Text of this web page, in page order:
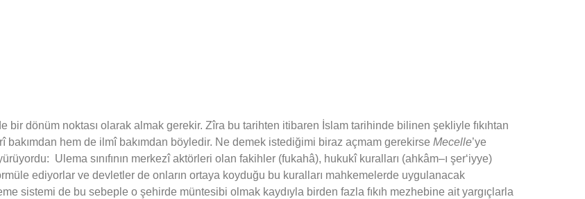
bir dönüm noktası olarak almak gerekir. Zîra bu tarihten itibaren İslam tarihinde bilinen şekliyle fıkıhtan
bakımdan hem de ilmî bakımdan böyledir. Ne demek istediğimi biraz açmam gerekirse Mecelle’ye
Ulema sınıfının merkezî aktörleri olan fakihler (fukahâ), hukukî kuralları (ahkâm–ı şer‘iyye)
ediyorlar ve devletler de onların ortaya koyduğu bu kuralları mahkemelerde uygulanacak
sistemi de bu sebeple o şehirde müntesibi olmak kaydıyla birden fazla fıkıh mezhebine ait yargıçlarla